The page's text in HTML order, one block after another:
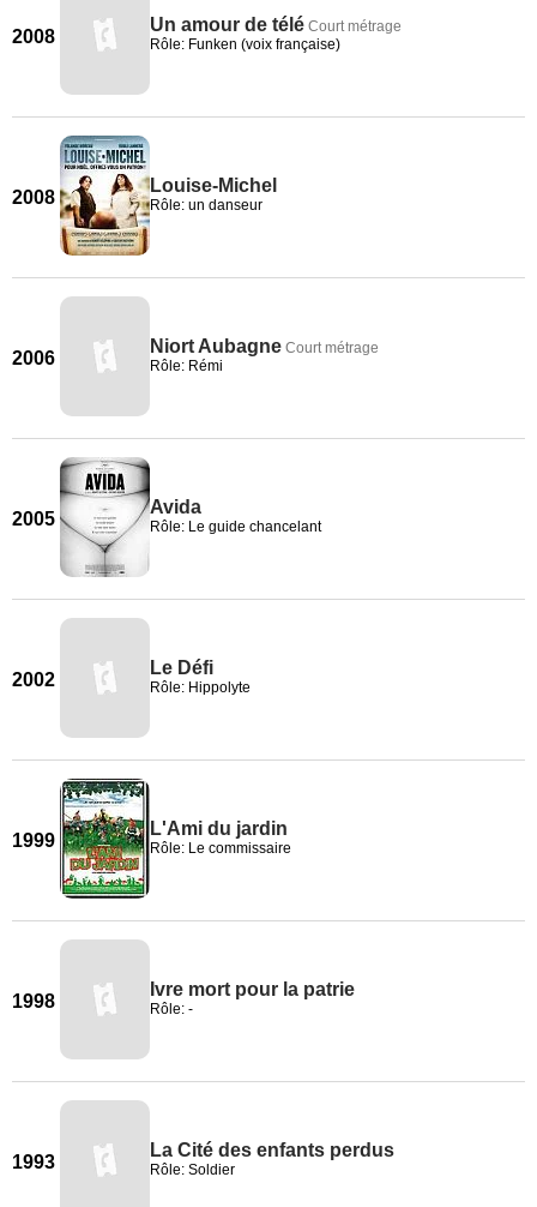
2008
Un amour de télé Court métrage
Rôle: Funken (voix française)
2008
Louise-Michel
Rôle: un danseur
2006
Niort Aubagne Court métrage
Rôle: Rémi
2005
Avida
Rôle: Le guide chancelant
2002
Le Défi
Rôle: Hippolyte
1999
L'Ami du jardin
Rôle: Le commissaire
1998
Ivre mort pour la patrie
Rôle: -
1993
La Cité des enfants perdus
Rôle: Soldier